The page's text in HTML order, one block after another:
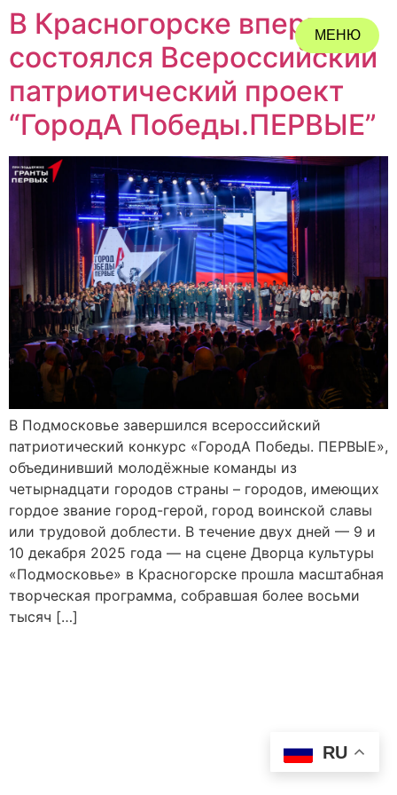
МЕНЮ
ЗАКРЫТЬ
В Красногорске впервые
состоялся Всероссийский
патриотический проект
“ГородА Победы.ПЕРВЫЕ”
В Подмосковье завершился всероссийский
патриотический конкурс «ГородА Победы. ПЕРВЫЕ»,
объединивший молодёжные команды из
четырнадцати городов страны – городов, имеющих
гордое звание город-герой, город воинской славы
или трудовой доблести. В течение двух дней — 9 и
10 декабря 2025 года — на сцене Дворца культуры
«Подмосковье» в Красногорске прошла масштабная
творческая программа, собравшая более восьми
тысяч […]
RU